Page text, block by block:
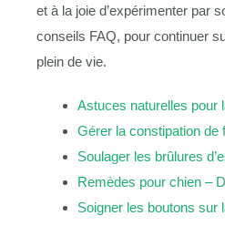
et à la joie d’expérimenter par
conseils FAQ, pour continuer
plein de vie.
Astuces naturelles pour
Gérer la constipation de
Soulager les brûlures
Remèdes pour chien –
Soigner les boutons sur